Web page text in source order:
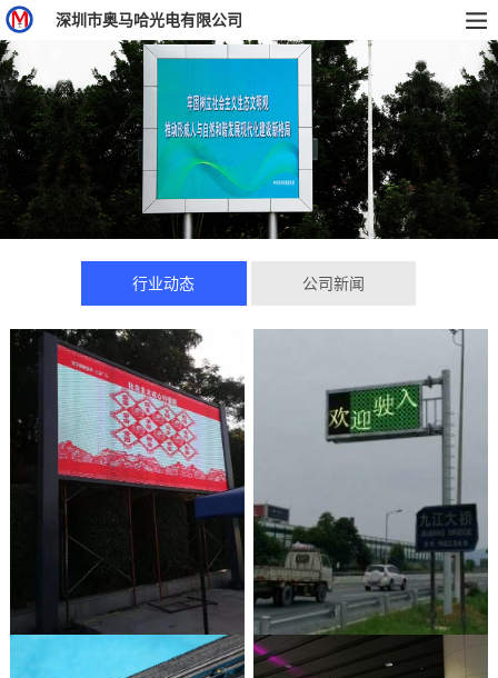
深圳市奥马哈光电有限公司
行业动态 公司新闻
疫情防控与城市运转并行的 “深
奥马哈LED户外显示屏助力疫情